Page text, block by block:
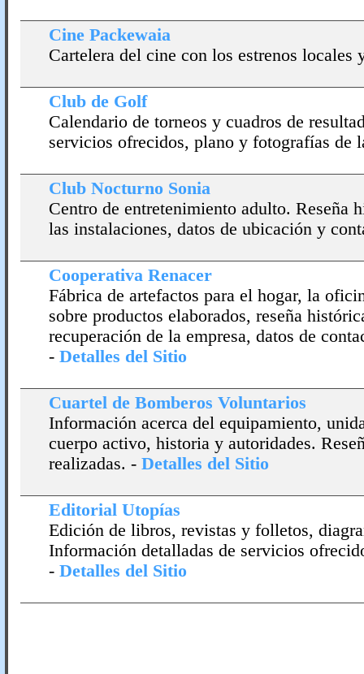
Cine Packewaia
Cartelera del cine con los estrenos locales
Club de Golf
Calendario de torneos y cuadros de
servicios ofrecidos, plano y fotografí­as de
Club Nocturno Sonia
Centro de entretenimiento adulto. Reseña
las instalaciones, datos de ubicación y
Cooperativa Renacer
Fábrica de artefactos para el hogar, la
sobre productos elaborados, reseña
recuperación de la empresa, datos de
- Detalles del Sitio
Cuartel de Bomberos Voluntarios
Información acerca del equipamiento,
cuerpo activo, historia y autoridades.
realizadas. - Detalles del Sitio
Editorial Utopí­as
Edición de libros, revistas y folletos,
Información detalladas de servicios
- Detalles del Sitio